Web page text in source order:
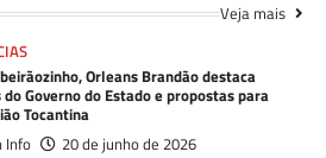
Veja mais
Orleans Brandão destaca
do Governo do Estado e propostas para
Tocantina
Info
20 de junho de 2026